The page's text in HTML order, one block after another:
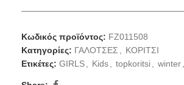
Κωδικός προϊόντος: FZ011508
Κατηγορίες: ΓΑΛΟΤΣΕΣ , ΚΟΡΙΤΣΙ
Ετικέτες: GIRLS, Kids, topkoritsi, winter,